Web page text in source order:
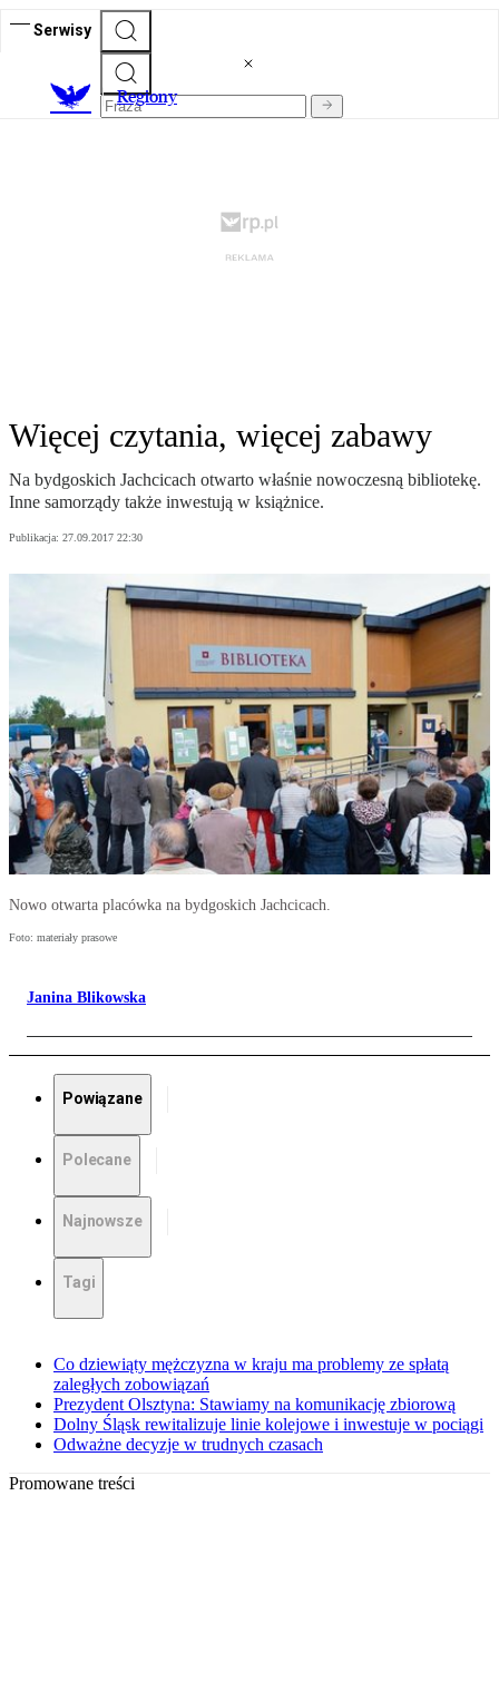
Serwisy
Regiony
Więcej czytania, więcej zabawy
Na bydgoskich Jachcicach otwarto właśnie nowoczesną bibliotekę.
Inne samorządy także inwestują w książnice.
Publikacja: 27.09.2017 22:30
Nowo otwarta placówka na bydgoskich Jachcicach.
Foto: materiały prasowe
Janina Blikowska
Powiązane
Polecane
Najnowsze
Tagi
Co dziewiąty mężczyzna w kraju ma problemy ze spłatą
zaległych zobowiązań
Prezydent Olsztyna: Stawiamy na komunikację zbiorową
Dolny Śląsk rewitalizuje linie kolejowe i inwestuje w pociągi
Odważne decyzje w trudnych czasach
Promowane treści